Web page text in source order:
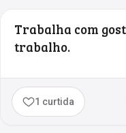
Trabalha com
trabalho.
1 curtida